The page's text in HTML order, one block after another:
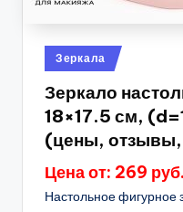
Опубликовано
в
Зеркала
Зеркало
18×17.5 см,
(цены, отзывы,
Цена от: 269 руб.
Настольное фигурное